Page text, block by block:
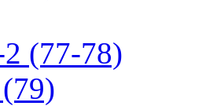
(77-78)